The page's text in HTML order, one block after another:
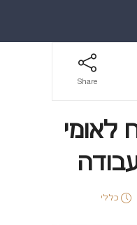
Share
לאומי
כללי